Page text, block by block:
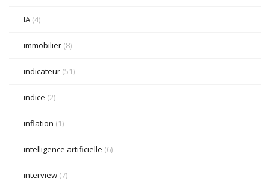
IA (4)
immobilier (8)
indicateur (51)
indice (2)
inflation (1)
intelligence artificielle (6)
interview (7)